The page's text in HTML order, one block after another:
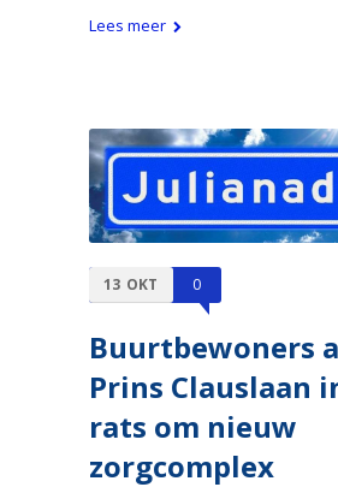
Lees meer
13 OKT 0
Buurtbewoners
Prins Clauslaan
rats om nieuw
zorgcomplex